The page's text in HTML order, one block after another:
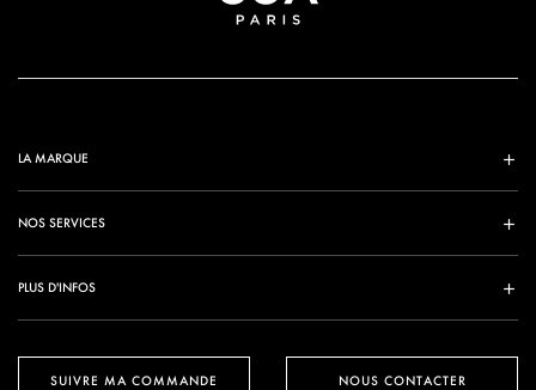
SUIVRE MA COMMANDE
LA MARQUE
NOS SERVICES
PLUS D'INFOS
NOUS CONTACTER